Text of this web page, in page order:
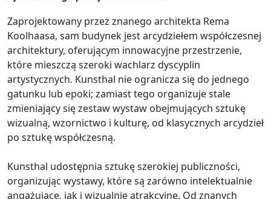
Zaprojektowany przez znanego architekta Rema
Koolhaasa, sam budynek jest arcydziełem współczesnej
architektury, oferującym innowacyjne przestrzenie,
które mieszczą szeroki wachlarz dyscyplin
artystycznych. Kunsthal nie ogranicza się do jednego
gatunku lub epoki; zamiast tego organizuje stale
zmieniający się zestaw wystaw obejmujących sztukę
wizualną, wzornictwo i kulturę, od klasycznych arcydzieł
po sztukę współczesną.
Kunsthal udostępnia sztukę szerokiej publiczności,
organizując wystawy, które są zarówno intelektualnie
angażujące, jak i wizualnie atrakcyjne. Od znanych